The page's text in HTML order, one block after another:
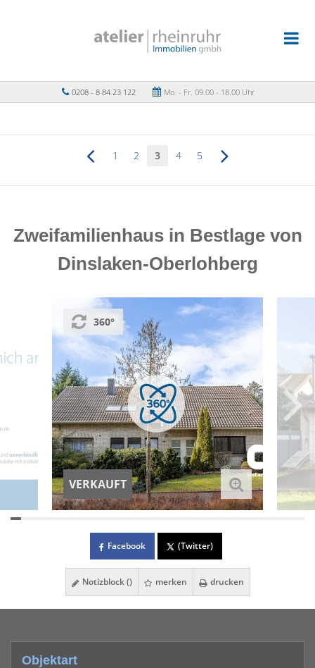
0208 - 8 84 23 122 Mo. - Fr. 09.00 - 18.00 Uhr
1 2 3 4 5
Zweifamilienhaus in Bestlage von
Dinslaken-Oberlohberg
VERKAUFT
360°
Facebook (Twitter)
Notizblock () merken drucken
Objektart